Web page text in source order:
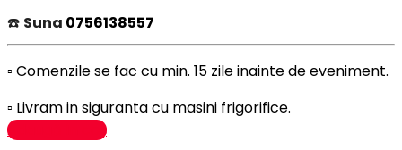
☎️ Suna 0756138557
▫️ Comenzile se fac cu min. 15 zile inainte de eveniment.
▫️ Livram in siguranta cu masini frigorifice.
Adaugă în coș